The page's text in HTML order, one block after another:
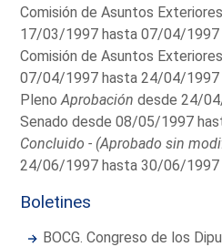
Comisión de Asuntos
17/03/1997 hasta 07/04/1997
Comisión de Asuntos
07/04/1997 hasta 24/04/1997
PlenoAprobación desde 24/
Senado desde 08/05/1997
Concluido - (Aprobado sin
24/06/1997 hasta 30/06/1997
Boletines
BOCG. Congreso de los